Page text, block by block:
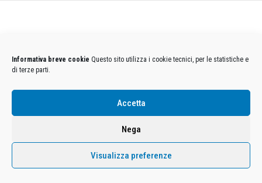
Informativa breve cookie Questo sito utilizza i cookie tecnici, per le statistiche e
di terze parti.
Accetta
Nega
Visualizza preferenze